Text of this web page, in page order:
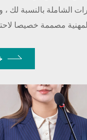
الشاملة بالنسبة لك ،